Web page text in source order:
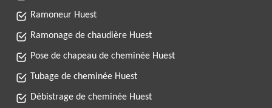
Ramoneur Huest
Ramonage de chaudière Huest
Pose de chapeau de cheminée Huest
Tubage de cheminée Huest
Débistrage de cheminée Huest